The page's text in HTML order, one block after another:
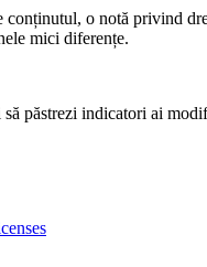
o notă privind
mici diferențe.
păstrezi indicatori ai